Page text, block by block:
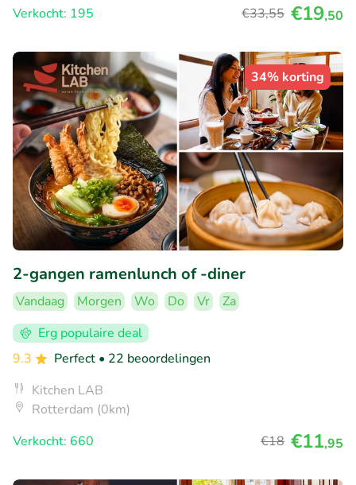
Verkocht: 195
€33,55 €19,50
34% korting
2-gangen ramenlunch of -diner
Vandaag Morgen Wo Do Vr
Za
Erg populaire deal
9.3
Perfect • 22 beoordelingen
Kitchen LAB
Rotterdam (0km)
Verkocht: 660
€18 €11,95